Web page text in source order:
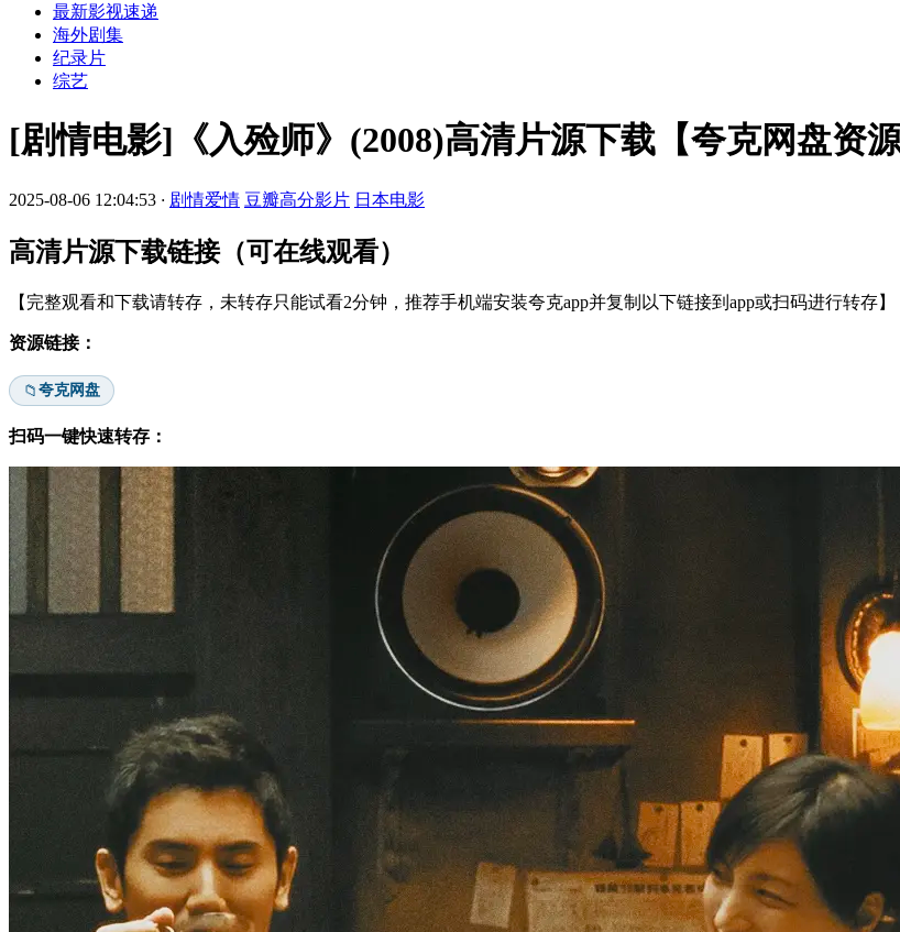
最新影视速递
海外剧集
纪录片
综艺
[剧情电影]《入殓师》(2008)高清片源下载【夸克网盘资
2025-08-06 12:04:53 · 剧情爱情 豆瓣高分影片 日本电影
高清片源下载链接（可在线观看）
【完整观看和下载请转存，未转存只能试看2分钟，推荐手机端安装夸克app并复制以下链接到app或扫码进行转存】
资源链接：
📁夸克网盘
扫码一键快速转存：